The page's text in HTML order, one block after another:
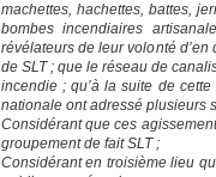
machettes, hachettes, battes,
bombes incendiaires
révélateurs de leur volonté d’en
de SLT ; que le réseau de
incendie ; qu’à la suite de
nationale ont adressé plusieurs
Considérant que ces
groupement de fait SLT ;
Considérant en troisième lieu